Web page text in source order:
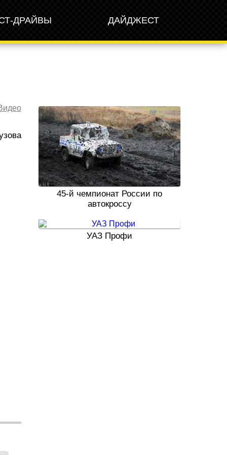
ДРАЙВЫ ДАЙДЖЕСТ
45-й чемпионат России по
автокроссу
УАЗ Профи